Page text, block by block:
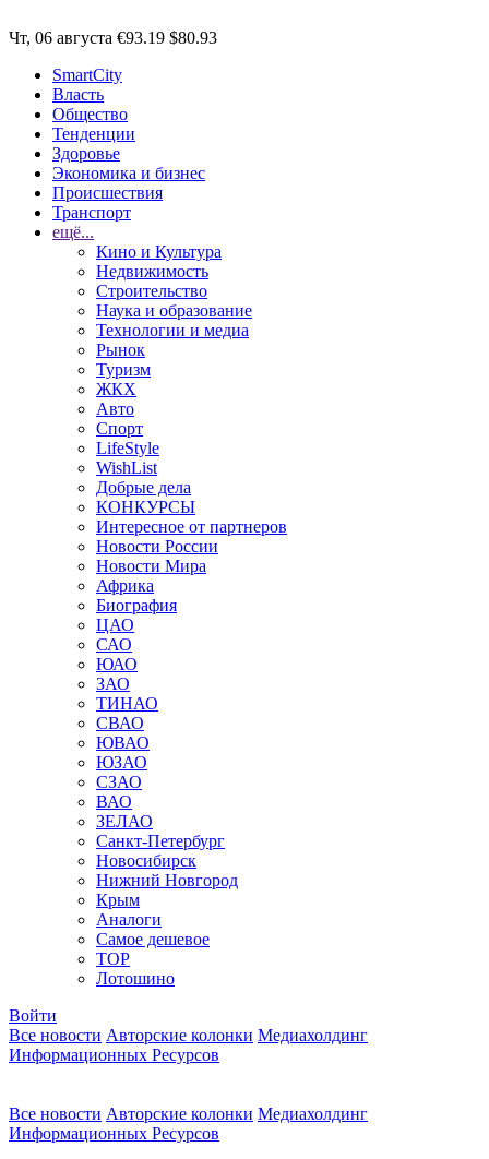
Чт, 06 августа €93.19 $80.93
SmartCity
Власть
Общество
Тенденции
Здоровье
Экономика и бизнес
Происшествия
Транспорт
ещё...
Кино и Культура
Недвижимость
Строительство
Наука и образование
Технологии и медиа
Рынок
Туризм
ЖКХ
Авто
Спорт
LifeStyle
WishList
Добрые дела
КОНКУРСЫ
Интересное от партнеров
Новости России
Новости Мира
Африка
Биография
ЦАО
САО
ЮАО
ЗАО
ТИНАО
СВАО
ЮВАО
ЮЗАО
СЗАО
ВАО
ЗЕЛАО
Санкт-Петербург
Новосибирск
Нижний Новгород
Крым
Аналоги
Самое дешевое
TOP
Лотошино
Войти
Все новости Авторские колонки Медиахолдинг
Информационных Ресурсов
Все новости Авторские колонки Медиахолдинг
Информационных Ресурсов